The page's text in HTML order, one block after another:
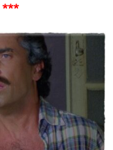
***